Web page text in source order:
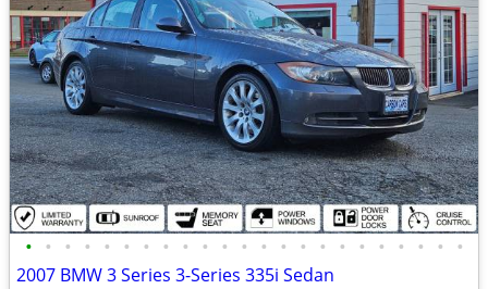
• • • • • • • • • • • • • • • • • • • • • • •
2007 BMW 3 Series 3-Series 335i Sedan